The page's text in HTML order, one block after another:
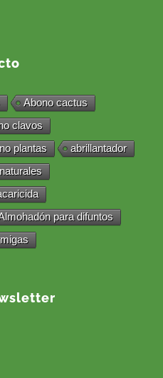
Abono cactus
clavos
plantas
abrillantador
para difuntos